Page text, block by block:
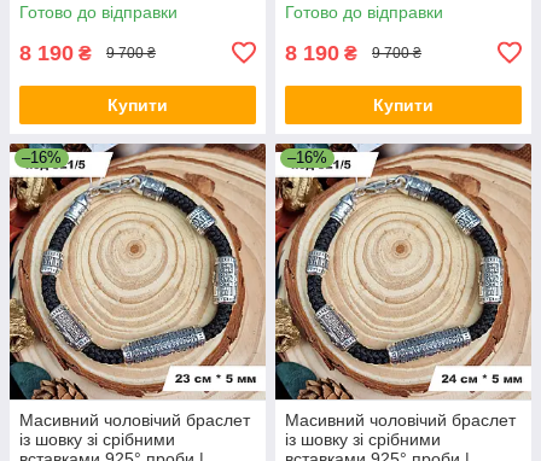
Готово до відправки
8 190 ₴ 9 700 ₴
Купити
Готово до відправки
8 190 ₴ 9 700 ₴
Купити
–16%
Масивний чоловічий браслет
із шовку зі срібними
–16%
Масивний чоловічий браслет
із шовку зі срібними